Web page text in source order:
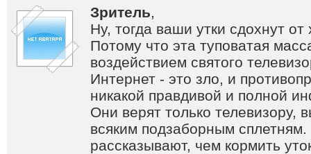
Зритель,
Ну, тогда ваши утки сдохнут от
Потому что эта туповатая
воздействием святого
Интернет - это зло, и
никакой правдивой и полной
Они верят только телевизору,
всяким подзаборным
рассказывают, чем кормить